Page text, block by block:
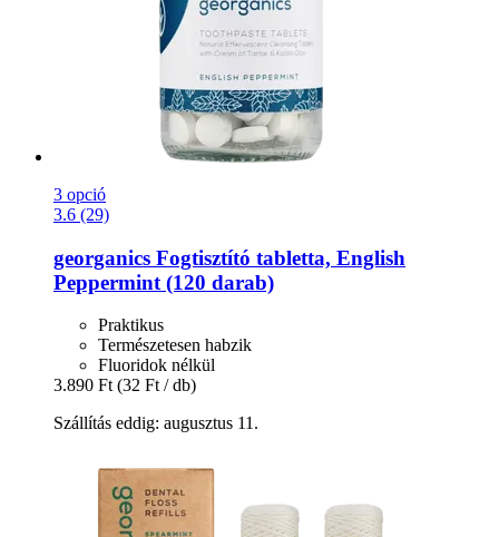
3 opció
3.6 (29)
georganics Fogtisztító tabletta, English
Peppermint (120 darab)
Praktikus
Természetesen habzik
Fluoridok nélkül
3.890 Ft (32 Ft / db)
Szállítás eddig: augusztus 11.